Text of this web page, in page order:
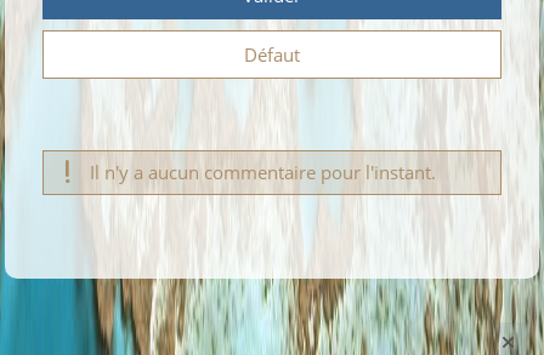
Défaut
Il n'y a aucun commentaire pour l'instant.